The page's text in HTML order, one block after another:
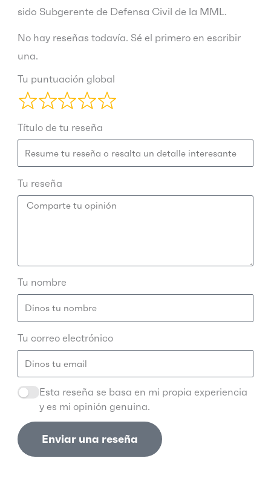
sido Subgerente de Defensa Civil de la MML.
No hay reseñas todavía. Sé el primero en escribir
una.
Tu puntuación global
Título de tu reseña
Tu reseña
Tu nombre
Tu correo electrónico
Esta reseña se basa en mi propia experiencia
y es mi opinión genuina.
Enviar una reseña